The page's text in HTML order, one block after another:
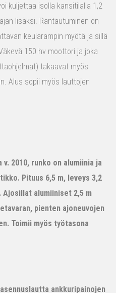
kuljettaa isolla kansitilalla 1,2
lisäksi. Rantautuminen on
keularampin myötä ja sillä
150 hv moottori ja joka
takaavat myös
Alus sopii myös lauttojen
2010, runko on alumiinia ja
Pituus 6,5 m, leveys 3,2
Ajosillat alumiiniset 2,5 m
pienten ajoneuvojen
Toimii myös työtasona
ankkuripainojen